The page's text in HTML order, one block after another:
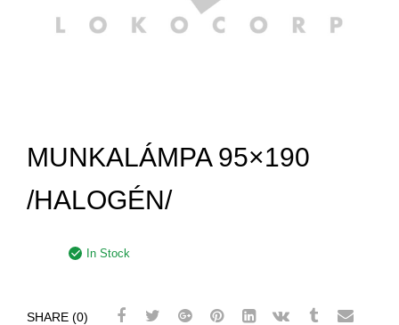
MUNKALÁMPA 95×190
/HALOGÉN/
In Stock
SHARE (0)